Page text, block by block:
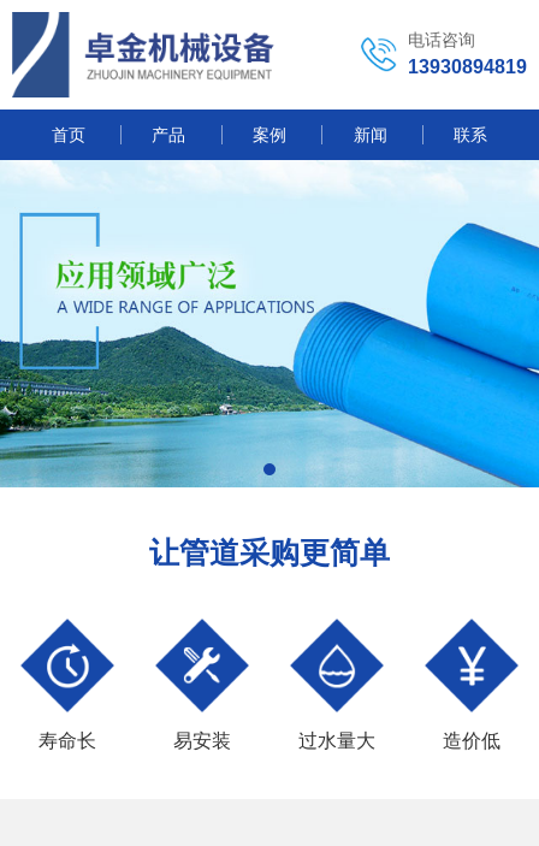
电话咨询
13930894819
首页 产品 案例 新闻 联系
让管道采购更简单
寿命长 易安装 过水量大 造价低